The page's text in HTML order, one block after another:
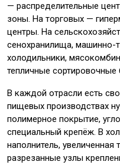
— распределительные
зоны. На торговых —
центры. На
сенохранилища, машинно-
холодильники,
тепличные сортировочные
В каждой отрасли есть
пищевых производствах
полимерное покрытие,
специальный крепёж. В
наполнитель, увеличенная
разрезанные узлы